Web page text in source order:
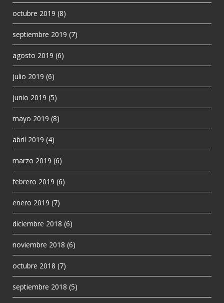
octubre 2019 (8)
septiembre 2019 (7)
agosto 2019 (6)
julio 2019 (6)
junio 2019 (5)
mayo 2019 (8)
abril 2019 (4)
marzo 2019 (6)
febrero 2019 (6)
enero 2019 (7)
diciembre 2018 (6)
noviembre 2018 (6)
octubre 2018 (7)
septiembre 2018 (5)